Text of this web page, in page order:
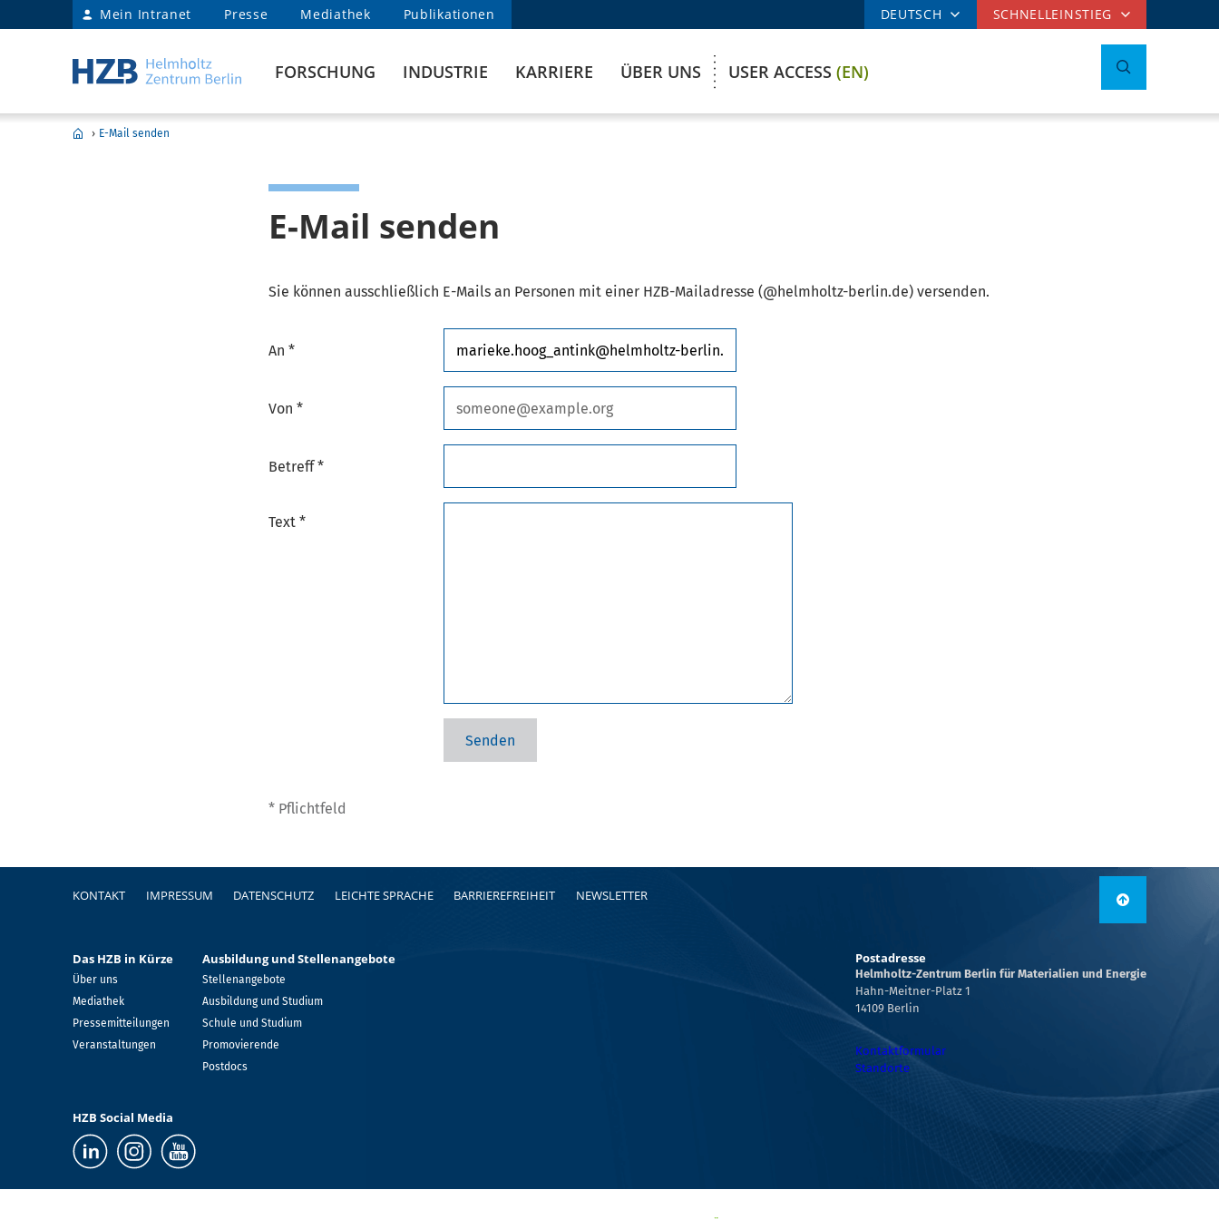
Mein Intranet Presse Mediathek Publikationen DEUTSCH SCHNELLEINSTIEG
FORSCHUNG INDUSTRIE KARRIERE ÜBER UNS USER ACCESS (EN)
› E-Mail senden
E-Mail senden
Sie können ausschließlich E-Mails an Personen mit einer HZB-Mailadresse (@helmholtz-berlin.de) versenden.
An *
Von *
Betreff *
Text *
* Pflichtfeld
Fußzeile
KONTAKT IMPRESSUM DATENSCHUTZ LEICHTE SPRACHE BARRIEREFREIHEIT NEWSLETTER
Das HZB in Kürze
Über uns
Mediathek
Pressemitteilungen
Veranstaltungen
Ausbildung und Stellenangebote
Stellenangebote
Ausbildung und Studium
Schule und Studium
Promovierende
Postdocs
Postadresse
Helmholtz-Zentrum Berlin für Materialien und Energie
Hahn-Meitner-Platz 1
14109 Berlin
Kontaktformular
Standorte
HZB Social Media